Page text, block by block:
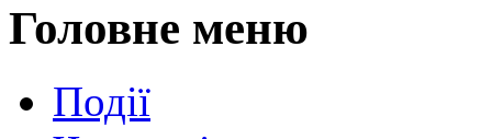
Головне меню
Події